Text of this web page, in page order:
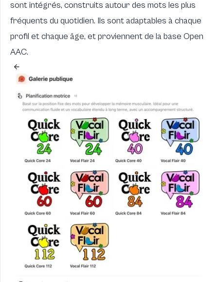
sont intégrés, construits autour des mots les plus
fréquents du quotidien. Ils sont adaptables à chaque
profil et chaque âge, et proviennent de la base Open
AAC.